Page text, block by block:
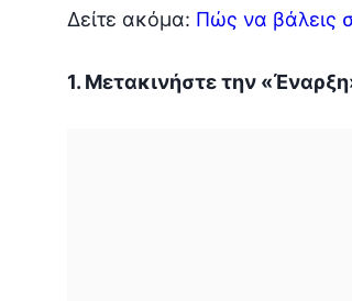
Δείτε ακόμα: Πώς να βάλεις
1. Μετακινήστε την